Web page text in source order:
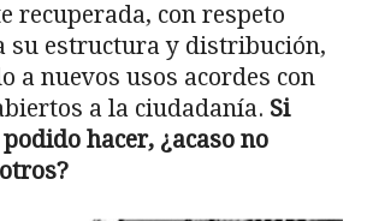
recuperada, con respeto
su estructura y distribución,
a nuevos usos acordes con
a la ciudadanía. Si
hacer, ¿acaso no